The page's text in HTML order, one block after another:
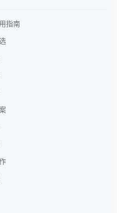
指南